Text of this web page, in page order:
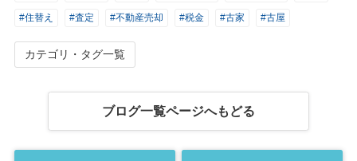
#住替え #査定 #不動産売却 #税金 #古家 #古屋
カテゴリ・タグ一覧
ブログ一覧ページへもどる